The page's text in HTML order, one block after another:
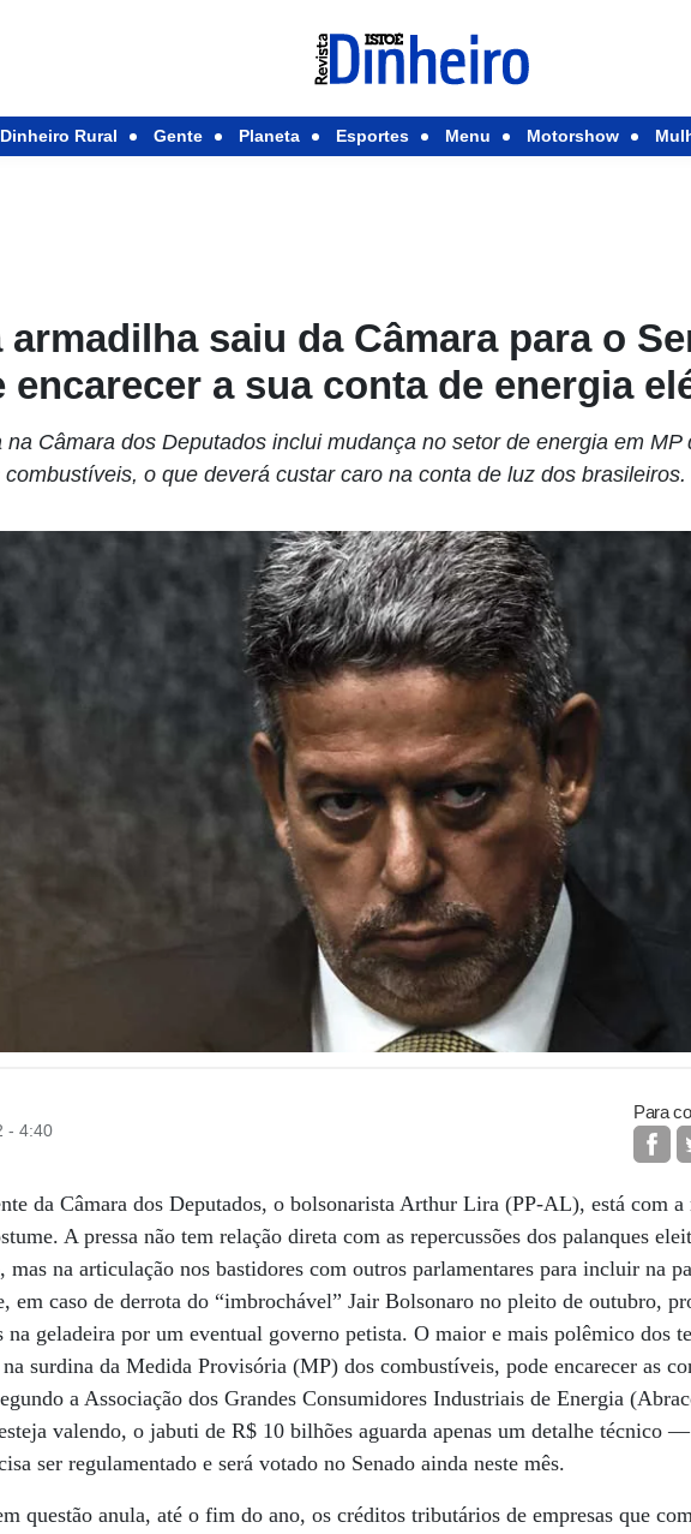
Dinheiro Rural Gente Planeta Esportes Menu Motorshow
armadilha saiu da Câmara para o
encarecer a sua conta de energia
na Câmara dos Deputados inclui mudança no setor de energia em MP
combustíveis, o que deverá custar caro na conta de luz dos brasileiros.
- 4:40
Para
da Câmara dos Deputados, o bolsonarista Arthur Lira (PP-AL), está com
A pressa não tem relação direta com as repercussões dos palanques
mas na articulação nos bastidores com outros parlamentares para incluir na
em caso de derrota do “imbrochável” Jair Bolsonaro no pleito de outubro,
na geladeira por um eventual governo petista. O maior e mais polêmico dos
surdina da Medida Provisória (MP) dos combustíveis, pode encarecer as
a Associação dos Grandes Consumidores Industriais de Energia
valendo, o jabuti de R$ 10 bilhões aguarda apenas um detalhe técnico
ser regulamentado e será votado no Senado ainda neste mês.
questão anula, até o fim do ano, os créditos tributários de empresas que